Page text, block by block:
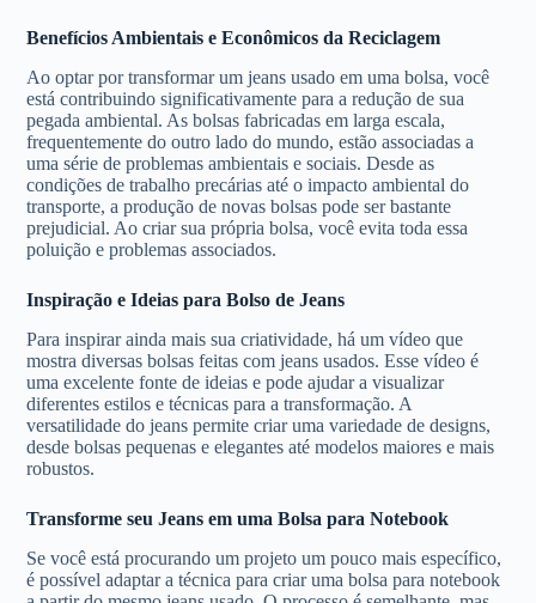
Benefícios Ambientais e Econômicos da Reciclagem
Ao optar por transformar um jeans usado em uma bolsa, você
está contribuindo significativamente para a redução de sua
pegada ambiental. As bolsas fabricadas em larga escala,
frequentemente do outro lado do mundo, estão associadas a
uma série de problemas ambientais e sociais. Desde as
condições de trabalho precárias até o impacto ambiental do
transporte, a produção de novas bolsas pode ser bastante
prejudicial. Ao criar sua própria bolsa, você evita toda essa
poluição e problemas associados.
Inspiração e Ideias para Bolso de Jeans
Para inspirar ainda mais sua criatividade, há um vídeo que
mostra diversas bolsas feitas com jeans usados. Esse vídeo é
uma excelente fonte de ideias e pode ajudar a visualizar
diferentes estilos e técnicas para a transformação. A
versatilidade do jeans permite criar uma variedade de designs,
desde bolsas pequenas e elegantes até modelos maiores e mais
robustos.
Transforme seu Jeans em uma Bolsa para Notebook
Se você está procurando um projeto um pouco mais específico,
é possível adaptar a técnica para criar uma bolsa para notebook